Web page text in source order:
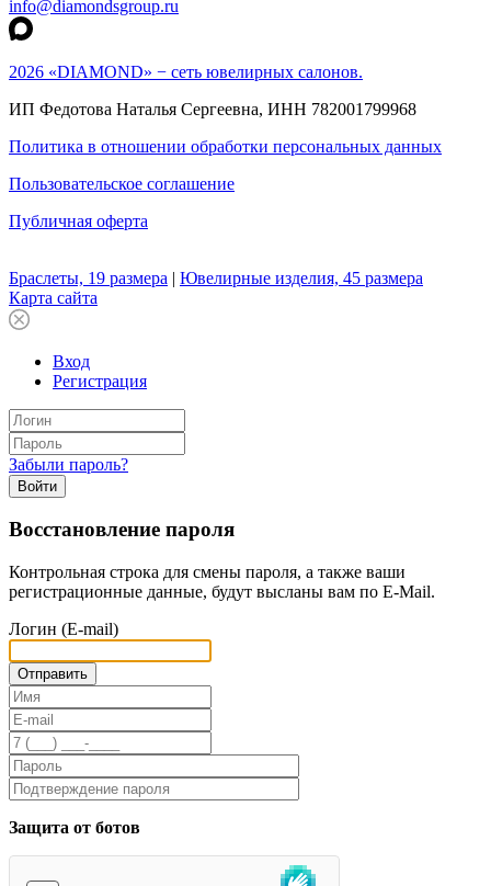
info@diamondsgroup.ru
2026 «DIAMOND» − сеть ювелирных салонов.
ИП Федотова Наталья Сергеевна, ИНН 782001799968
Политика в отношении обработки персональных данных
Пользовательское соглашение
Публичная оферта
Браслеты, 19 размера | Ювелирные изделия, 45 размера
Карта сайта
Вход
Регистрация
Забыли пароль?
Войти
Восстановление пароля
Контрольная строка для смены пароля, а также ваши
регистрационные данные, будут высланы вам по E-Mail.
Логин (E-mail)
Защита от ботов